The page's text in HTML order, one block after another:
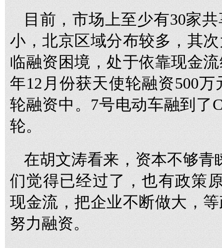
目前，市场上至少有30家
小，北京区域分布较多，其
临融资困境，处于依靠现金
年12月份获天使轮融资500
轮融资中。7号电动车融到了
轮。
在胡文涛看来，资本不够青
们觉得已经过了，也有政策
现金流，把企业不断做大，
努力融资。